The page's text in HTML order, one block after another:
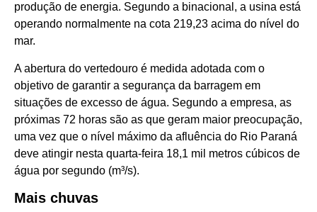
produção de energia. Segundo a binacional, a usina está
operando normalmente na cota 219,23 acima do nível do
mar.
A abertura do vertedouro é medida adotada com o
objetivo de garantir a segurança da barragem em
situações de excesso de água. Segundo a empresa, as
próximas 72 horas são as que geram maior preocupação,
uma vez que o nível máximo da afluência do Rio Paraná
deve atingir nesta quarta-feira 18,1 mil metros cúbicos de
água por segundo (m³/s).
Mais chuvas